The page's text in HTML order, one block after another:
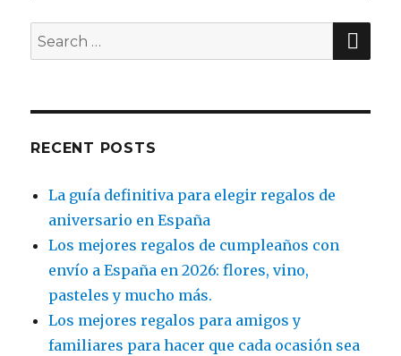
Search
for:
RECENT POSTS
La guía definitiva para elegir regalos de
aniversario en España
Los mejores regalos de cumpleaños con
envío a España en 2026: flores, vino,
pasteles y mucho más.
Los mejores regalos para amigos y
familiares para hacer que cada ocasión sea